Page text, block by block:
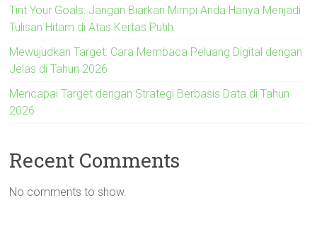
Tint Your Goals: Jangan Biarkan Mimpi Anda Hanya Menjadi
Tulisan Hitam di Atas Kertas Putih
Mewujudkan Target: Cara Membaca Peluang Digital dengan
Jelas di Tahun 2026
Mencapai Target dengan Strategi Berbasis Data di Tahun
2026
Recent Comments
No comments to show.